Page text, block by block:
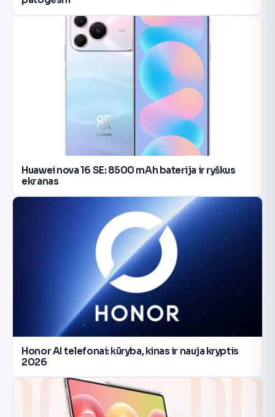
Huawei nova 16 SE: 8500 mAh baterija ir ryškus
ekranas
Honor AI telefonai: kūryba, kinas ir nauja kryptis
2026